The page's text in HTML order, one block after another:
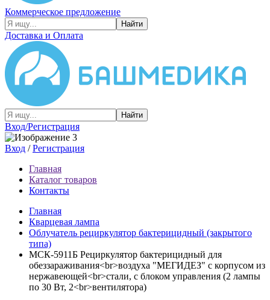
Коммерческое предложение
Найти
Доставка и Оплата
Найти
Вход/Регистрация
Вход /Регистрация
Главная
Каталог товаров
Контакты
Главная
Кварцевая лампа
Облучатель рециркулятор бактерицидный (закрытого
типа)
МСК-5911Б Рециркулятор бактерицидный для
обеззараживания<br>воздуха "МЕГИДЕЗ" с корпусом из
нержавеющей<br>стали, с блоком управления (2 лампы
по 30 Вт, 2<br>вентилятора)